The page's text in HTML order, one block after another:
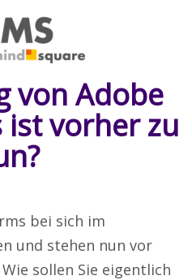
von Adobe
ist vorher zu
bei sich im
und stehen nun vor
sollen Sie eigentlich